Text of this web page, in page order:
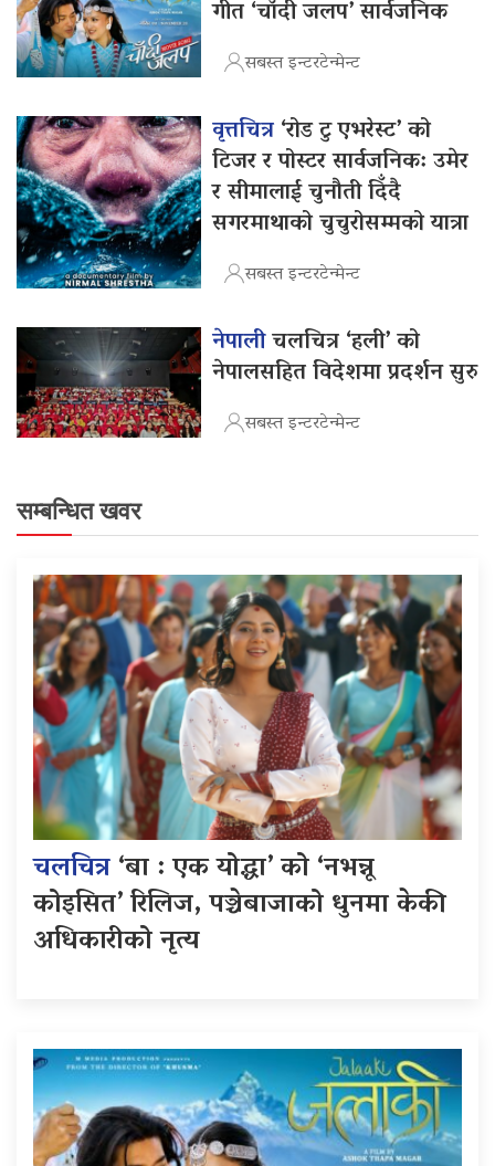
गीत ‘चाँदी जलप’ सार्वजनिक
सबस्त इन्टरटेन्मेन्ट
वृत्तचित्र‘रोड टु एभरेस्ट’ को
टिजर र पोस्टर सार्वजनिक: उमेर
र सीमालाई चुनौती दिँदै
सगरमाथाको चुचुरोसम्मको यात्रा
सबस्त इन्टरटेन्मेन्ट
नेपालीचलचित्र ‘हली’ को
नेपालसहित विदेशमा प्रदर्शन सुरु
सबस्त इन्टरटेन्मेन्ट
सम्बन्धित खवर
चलचित्र‘बा : एक योद्धा’ को ‘नभन्नू
कोइसित’ रिलिज, पञ्चेबाजाको धुनमा केकी
अधिकारीको नृत्य